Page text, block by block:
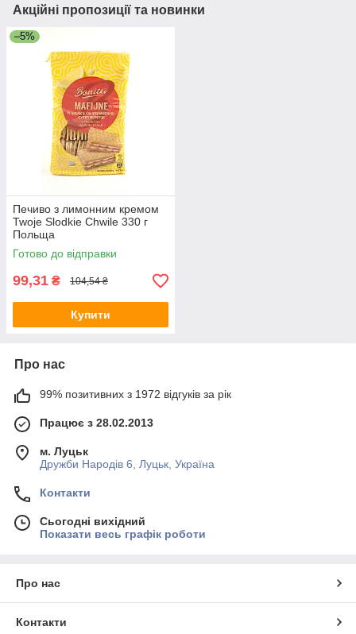
Акційні пропозиції та новинки
–5%
Печиво з лимонним кремом
Twoje Slodkie Chwile 330 г
Польща
Готово до відправки
99,31 ₴ 104,54 ₴
Купити
Про нас
99% позитивних з 1972 відгуків за рік
Працює з 28.02.2013
м. Луцьк
Дружби Народів 6, Луцьк, Україна
Контакти
Сьогодні вихідний
Показати весь графік роботи
Про нас
Контакти